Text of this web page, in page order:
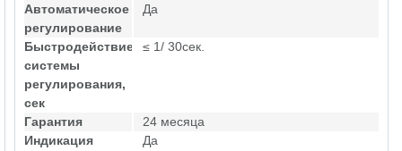
Автоматическое
регулирование
Да
Быстродействие
системы
регулирования,
сек
≤ 1/ 30сек.
Гарантия
24 месяца
Индикация
Да